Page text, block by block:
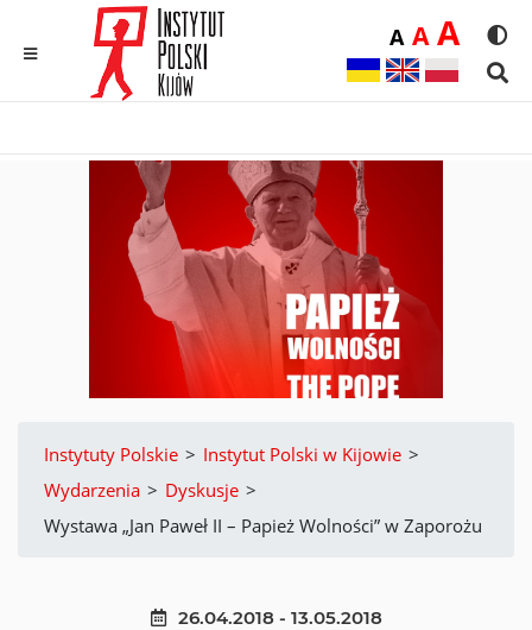
ADomyślna
AŚrednia
A
Instytuty Polskie > Instytut Polski w Kijowie >
Wydarzenia > Dyskusje >
Wystawa „Jan Paweł II – Papież Wolności” w Zaporożu
26.04.2018 - 13.05.2018